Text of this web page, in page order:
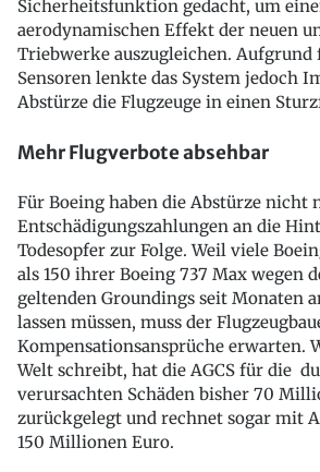
Sicherheitsfunktion gedacht, um
aerodynamischen Effekt der neuen
Triebwerke auszugleichen. Aufgrund
Sensoren lenkte das System jedoch
Abstürze die Flugzeuge in einen
Mehr Flugverbote absehbar
Für Boeing haben die Abstürze nicht
Entschädigungszahlungen an die
Todesopfer zur Folge. Weil viele
als 150 ihrer Boeing 737 Max wegen
geltenden Groundings seit Monaten
lassen müssen, muss der
Kompensationsansprüche erwarten.
Welt schreibt, hat die AGCS für die
verursachten Schäden bisher 70
zurückgelegt und rechnet sogar mit
150 Millionen Euro.